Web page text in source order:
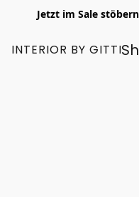
Jetzt im Sale
INTERIOR BY GITTI